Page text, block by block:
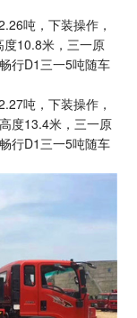
吨，下装操作，
度10.8米，三一原
行D1三一5吨随车
吨，下装操作，
度13.4米，三一原
行D1三一5吨随车